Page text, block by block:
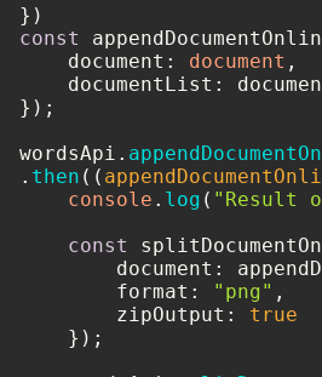
const
document : document ,
documentList :
});
wordsApi.
. then ( (
console . log ( "Result
const
document :
format : "png" ,
zipOutput : true
    });